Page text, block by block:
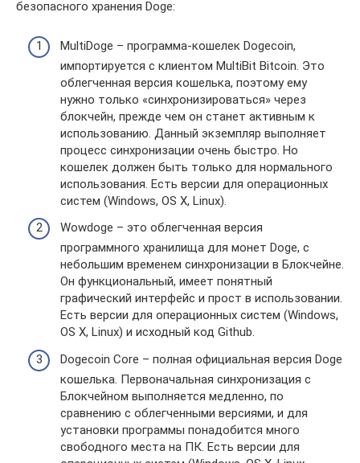
безопасного хранения Doge:
MultiDoge – программа-кошелек Dogecoin,
импортируется с клиентом MultiBit Bitcoin. Это
облегченная версия кошелька, поэтому ему
нужно только «синхронизироваться» через
блокчейн, прежде чем он станет активным к
использованию. Данный экземпляр выполняет
процесс синхронизации очень быстро. Но
кошелек должен быть только для нормального
использования. Есть версии для операционных
систем (Windows, OS X, Linux).
Wowdoge – это облегченная версия
программного хранилища для монет Doge, с
небольшим временем синхронизации в Блокчейне.
Он функциональный, имеет понятный
графический интерфейс и прост в использовании.
Есть версии для операционных систем (Windows,
OS X, Linux) и исходный код Github.
Dogecoin Core – полная официальная версия Doge
кошелька. Первоначальная синхронизация с
Блокчейном выполняется медленно, по
сравнению с облегченными версиями, и для
установки программы понадобится много
свободного места на ПК. Есть версии для